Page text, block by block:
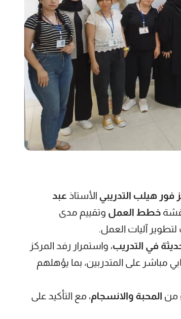
فور هيلب التدريبي الأستاذ عبد
خطط العمل وتقييم مدى
لتطوير آليات العمل.
في التدريب، واستمرار رفد المركز
مباشر على المتدربين، بما يؤهلهم
من المحبة والانسجام، مع التأكيد على